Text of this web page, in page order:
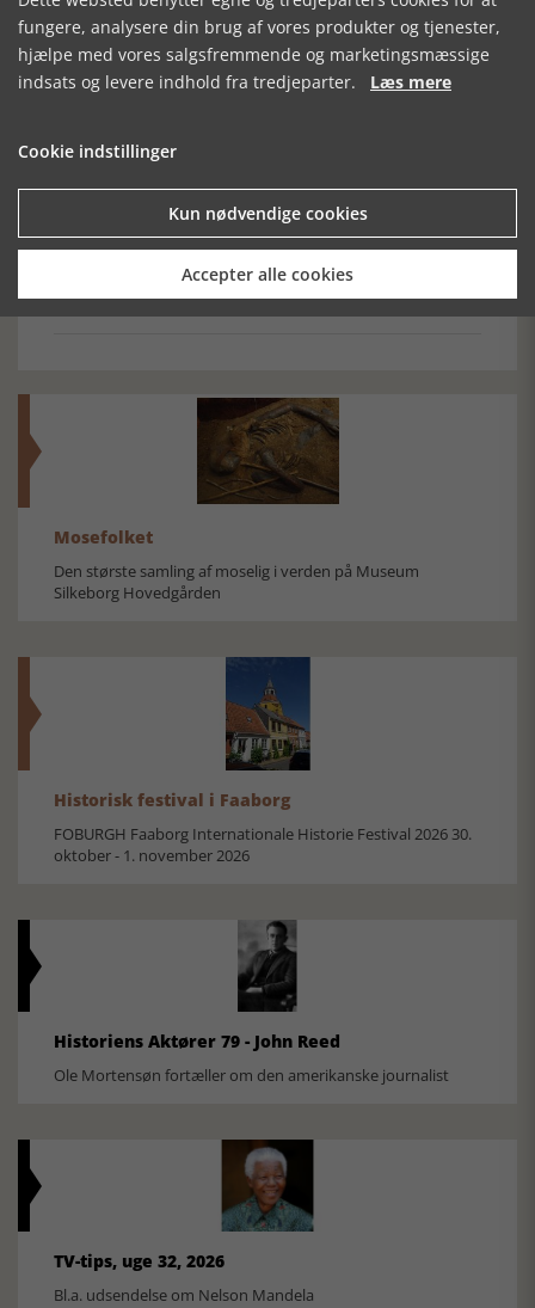
Forrige artikel
Mosefolket
Den største samling af moselig i verden på Museum
Silkeborg Hovedgården
Historisk festival i Faaborg
FOBURGH Faaborg Internationale Historie Festival 2026 30.
oktober - 1. november 2026
Historiens Aktører 79 - John Reed
Ole Mortensøn fortæller om den amerikanske journalist
TV-tips, uge 32, 2026
Bl.a. udsendelse om Nelson Mandela
fungere, analysere din brug af vores produkter og tjenester,
hjælpe med vores salgsfremmende og marketingsmæssige
indsats og levere indhold fra tredjeparter. Læs mere
Cookie indstillinger
Kun nødvendige cookies
Accepter alle cookies